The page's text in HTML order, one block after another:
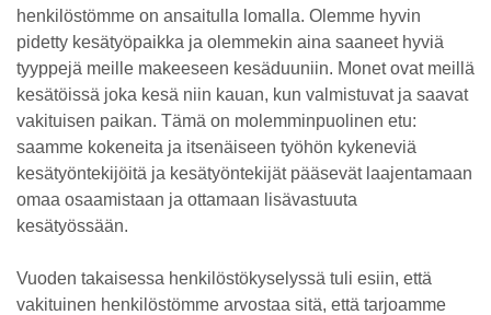
henkilöstömme on ansaitulla lomalla. Olemme hyvin
pidetty kesätyöpaikka ja olemmekin aina saaneet hyviä
tyyppejä meille makeeseen kesäduuniin. Monet ovat meillä
kesätöissä joka kesä niin kauan, kun valmistuvat ja saavat
vakituisen paikan. Tämä on molemminpuolinen etu:
saamme kokeneita ja itsenäiseen työhön kykeneviä
kesätyöntekijöitä ja kesätyöntekijät pääsevät laajentamaan
omaa osaamistaan ja ottamaan lisävastuuta
kesätyössään.
Vuoden takaisessa henkilöstökyselyssä tuli esiin, että
vakituinen henkilöstömme arvostaa sitä, että tarjoamme